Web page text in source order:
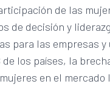
de las
de decisión y
para las empresas
de los países, la
en el mercado